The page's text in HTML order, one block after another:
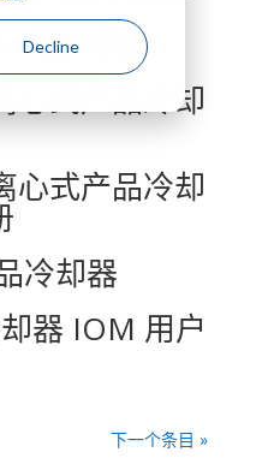
Decline
用户手册
心式产品冷却
心式产品冷却
冷却器
器 IOM 用户
下一个条目 »